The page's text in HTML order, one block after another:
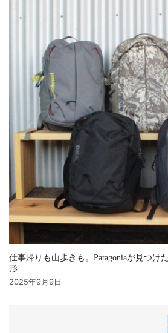
仕事帰りも山歩きも。Patagoniaが見つけ
形
2025年9月9日